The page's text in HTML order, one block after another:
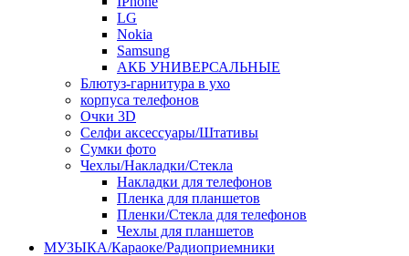
LG
Nokia
Samsung
АКБ УНИВЕРСАЛЬНЫЕ
Блютуз-гарнитура в ухо
корпуса телефонов
Очки 3D
Селфи аксессуары/Штативы
Сумки фото
Чехлы/Накладки/Стекла
Накладки для телефонов
Пленка для планшетов
Пленки/Стекла для телефонов
Чехлы для планшетов
МУЗЫКА/Караоке/Радиоприемники